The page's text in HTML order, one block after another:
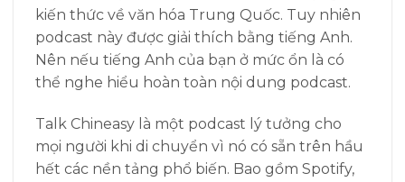
kiến ​​thức về văn hóa Trung Quốc. Tuy nhiên
podcast này được giải thích bằng tiếng Anh.
Nên nếu tiếng Anh của bạn ở mức ổn là có
thể nghe hiểu hoàn toàn nội dung podcast.
Talk Chineasy là một podcast lý tưởng cho
mọi người khi di chuyển vì nó có sẵn trên hầu
hết các nền tảng phổ biến. Bao gồm Spotify,